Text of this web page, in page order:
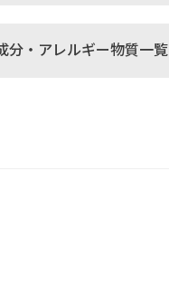
・アレルギー物質一覧